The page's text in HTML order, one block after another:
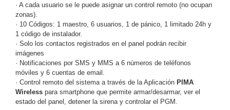
MotorizadoNVRs
Network
Video
RecordersOcultas
Pinhole
Profesionales
-
Caja PTZTérmicas WiFi
/ 4G /
· A cada usuario se le puede asignar un control remoto (no ocupan
zonas).
· 10 Códigos: 1 maestro, 6 usuarios, 1 de pánico, 1 limitado 24h y
1 código de instalador.
· Solo los contactos registrados en el panel podrán recibir
imágenes
· Notificaciones por SMS y MMS a 6 números de teléfonos
móviles y 6 cuentas de email.
· Control remoto del sistema a través de la Aplicación PIMA
Wireless para smartphone que permite armar/desarmar, ver el
estado del panel, detener la sirena y controlar el PGM.